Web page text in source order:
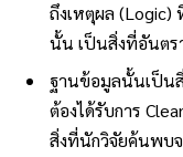
ถึงเหตุผล (Logic)
นั้น เป็นสิ่งที่อันตร
ฐานข้อมูลนั้นเป็น
ต้องได้รับการ
สิ่งที่นักวิจัยค้นพบ